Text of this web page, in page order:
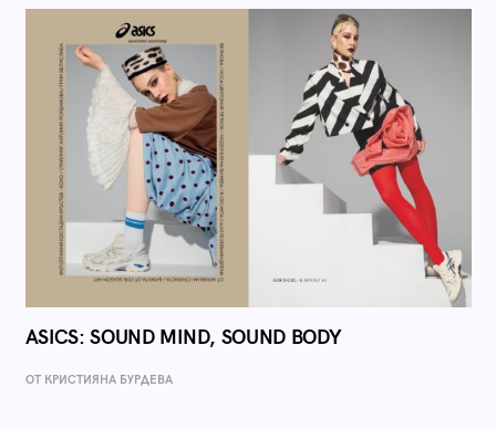
ASICS: SOUND MIND, SOUND BODY
ОТ КРИСТИЯНА БУРДЕВА